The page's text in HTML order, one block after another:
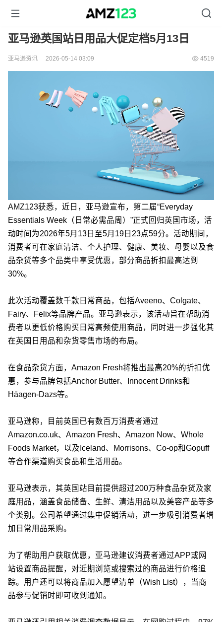
亚马逊英国站日用品大促定档5月13日
亚马逊资讯 2026-05-14 03:09 4519
AMZ123获悉，近日，亚马逊宣布，第二届“Everyday
Essentials Week（日常必需品周）”正式回归英国市场，活
动时间为2026年5月13日至5月19日23点59分。活动期间，
消费者可在家庭清洁、个人护理、健康、美妆、母婴以及食
品杂货等多个品类中享受优惠，部分商品折扣最高达到
30%。
此次活动覆盖数千款日常商品，包括Aveeno、Colgate、
Fairy、Felix等品牌产品。亚马逊表示，该活动旨在帮助消
费者以更低价格购买日常高频使用商品，同时进一步强化其
在英国日用品和杂货零售市场的布局。
在食品杂货方面，Amazon Fresh将推出最高20%的折扣优
惠，参与品牌包括Anchor Butter、Innocent Drinks和
Häagen-Dazs等。
亚马逊称，目前英国已有数百万消费者通过
Amazon.co.uk、Amazon Fresh、Amazon Now、Whole
Foods Market，以及Iceland、Morrisons、Co-op和Gopuff
等合作渠道购买食品和生活用品。
亚马逊表示，其英国站目前提供超过200万种食品杂货及家
庭用品，涵盖食品储备、生鲜、清洁用品以及美容产品等多
个类别。公司希望通过集中促销活动，进一步吸引消费者增
加日常用品采购。
为了帮助用户获取优惠，亚马逊建议消费者通过APP或网
站设置商品提醒，对近期浏览或搜索过的商品进行价格追
踪。用户还可以将商品加入愿望清单（Wish List），当商
品参与促销时即可收到通知。